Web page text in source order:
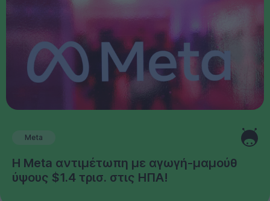
Meta
Η Meta αντιμέτωπη με αγωγή-μαμούθ
ύψους $1.4 τρισ. στις ΗΠΑ!